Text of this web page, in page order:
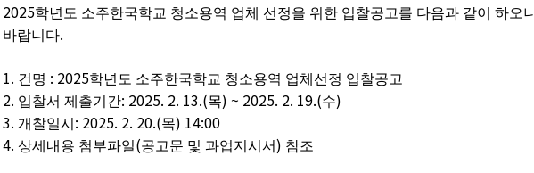
2025학년도 소주한국학교 청소용역 업체 선정을 위한 입찰공고를 다음과 같이 하오니
바랍니다.
1. 건명 : 2025학년도 소주한국학교 청소용역 업체선정 입찰공고
2. 입찰서 제출기간: 2025. 2. 13.(목) ~ 2025. 2. 19.(수)
3. 개찰일시 : 2025. 2. 20.(목) 14:00
4. 상세내용 첨부파일(공고문 및 과업지시서) 참조